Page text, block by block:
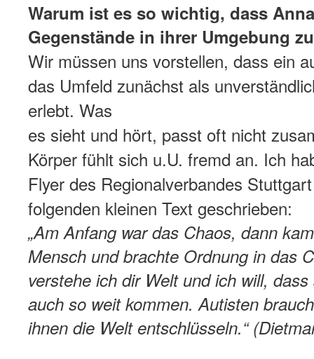
Warum ist es so wichtig, dass
Gegenstände in ihrer Umgebung
Wir müssen uns vorstellen, dass ein
das Umfeld zunächst als
erlebt. Was
es sieht und hört, passt oft nicht
Körper fühlt sich u.U. fremd an. Ich
Flyer des Regionalverbandes Stuttgart
folgenden kleinen Text geschrieben:
„Am Anfang war das Chaos, dann
Mensch und brachte Ordnung in das
verstehe ich dir Welt und ich will,
auch so weit kommen. Autisten
ihnen die Welt entschlüsseln.“